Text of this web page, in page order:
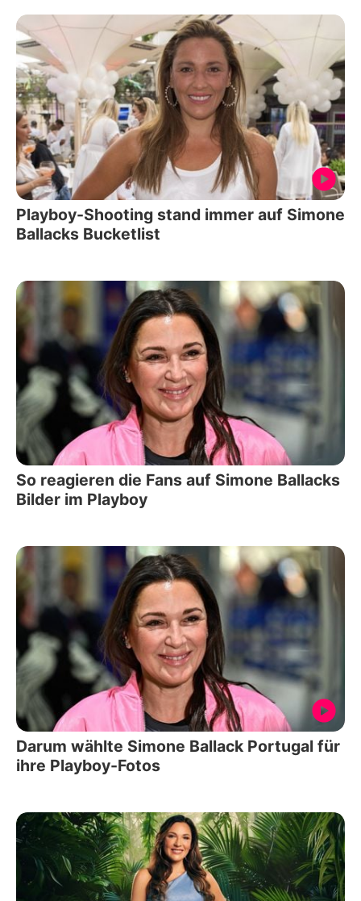
Playboy-Shooting stand immer auf Simone
Ballacks Bucketlist
So reagieren die Fans auf Simone Ballacks
Bilder im Playboy
Darum wählte Simone Ballack Portugal für
ihre Playboy-Fotos